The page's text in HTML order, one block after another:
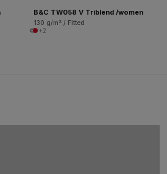
B&C TW058 V Triblend /women
130 g/m² / Fitted
+2